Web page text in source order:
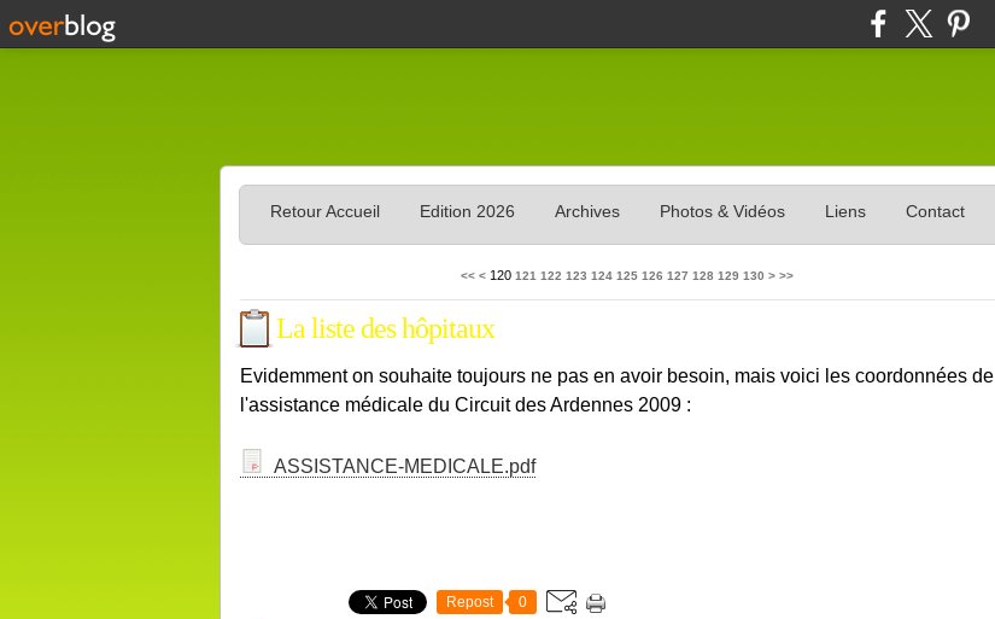
Retour Accueil Edition 2026 Archives Photos & Vidéos Liens Contact
<< < 100
110
120 121 122 123 124 125 126 127 128 129 130 > >>
La liste des hôpitaux
Evidemment on souhaite toujours ne pas en avoir besoin, mais voici les coordonnées de
l'assistance médicale du Circuit des Ardennes 2009 :
ASSISTANCE-MEDICALE.pdf
Repost 0